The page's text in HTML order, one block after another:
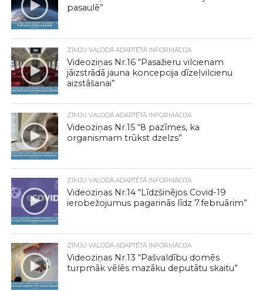
pasaulē”
ZĪMJU VALODĀ ADAPTĒTĀ INFORMĀCIJA
Videoziņas Nr.16 “Pasažieru vilcienam
jāizstrādā jauna koncepcija dīzeļvilcienu
aizstāšanai”
ZĪMJU VALODĀ ADAPTĒTĀ INFORMĀCIJA
Videoziņas Nr.15 “8 pazīmes, ka
organismam trūkst dzelzs”
ZĪMJU VALODĀ ADAPTĒTĀ INFORMĀCIJA
Videoziņas Nr.14 “Līdzšinējos Covid-19
ierobežojumus pagarinās līdz 7.februārim”
ZĪMJU VALODĀ ADAPTĒTĀ INFORMĀCIJA
Videoziņas Nr.13 “Pašvaldību domēs
turpmāk vēlēs mazāku deputātu skaitu”